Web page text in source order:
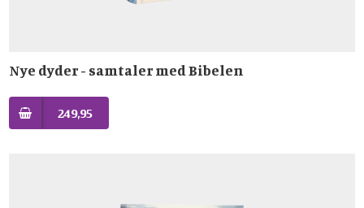
Nye dyder - samtaler med Bibelen
249,95